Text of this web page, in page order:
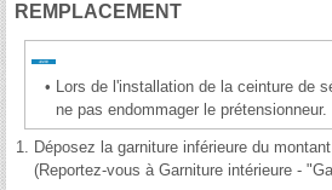
REMPLACEMENT
• Lors de l'installation de la ceinture de
ne pas endommager le prétensionneur.
1. Déposez la garniture inférieure du
(Reportez-vous à Garniture intérieure -